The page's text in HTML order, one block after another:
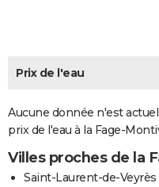
CARTE DE VOEUX
Dictionnaire
Biographies
Citations
Expressions
Proverbes
PROGRAMME TV
Prix de l'eau
Aucune donnée n'est
prix de l'eau à la Fage-
Villes proches de la
Saint-Laurent-de-Veyrès